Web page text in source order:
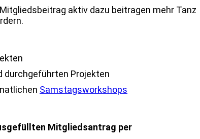
aktiv dazu beitragen mehr Tanz
durchgeführten Projekten
Samstagsworkshops
Mitgliedsantrag per